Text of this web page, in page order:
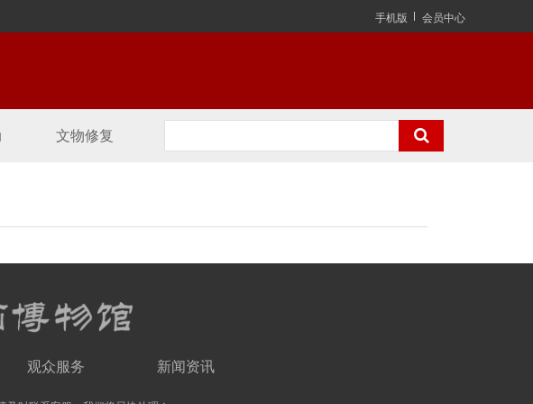
手机版 会员中心
文物修复
观众服务 新闻资讯